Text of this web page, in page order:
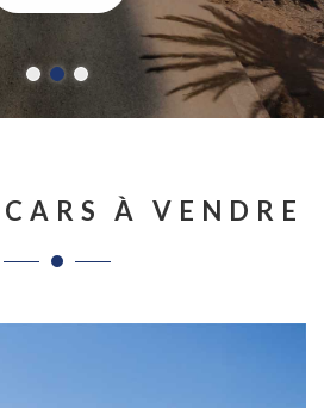
À VENDRE